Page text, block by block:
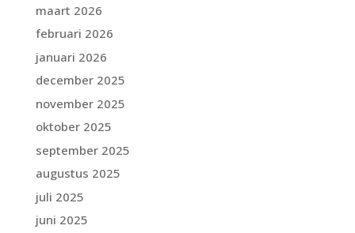
maart 2026
februari 2026
januari 2026
december 2025
november 2025
oktober 2025
september 2025
augustus 2025
juli 2025
juni 2025